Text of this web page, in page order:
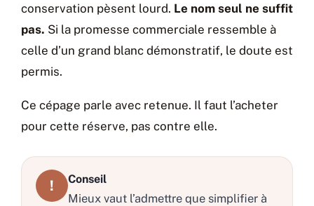
conservation pèsent lourd. Le nom seul ne suffit
pas. Si la promesse commerciale ressemble à
celle d’un grand blanc démonstratif, le doute est
permis.
Ce cépage parle avec retenue. Il faut l’acheter
pour cette réserve, pas contre elle.
! Conseil
Mieux vaut l’admettre que simplifier à